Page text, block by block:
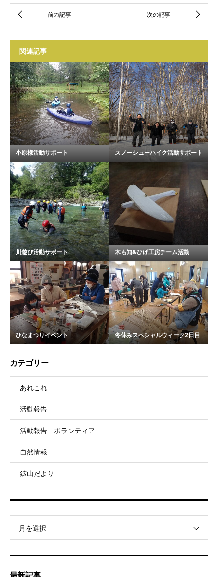
関連記事
小原様活動サポート スノーシューハイク活動サポート
川遊び活動サポート 木も知&ひげ工房チーム活動
ひなまつりイベント 冬休みスペシャルウィーク2日目
カテゴリー
あれこれ
活動報告
活動報告 ボランティア
自然情報
鉱山だより
月を選択